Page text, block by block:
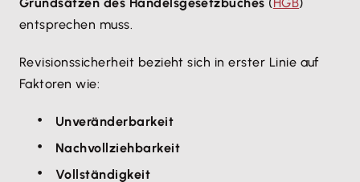
entsprechen muss.
Revisionssicherheit bezieht sich in erster Linie auf
Faktoren wie:
Unveränderbarkeit
Nachvollziehbarkeit
Vollständigkeit